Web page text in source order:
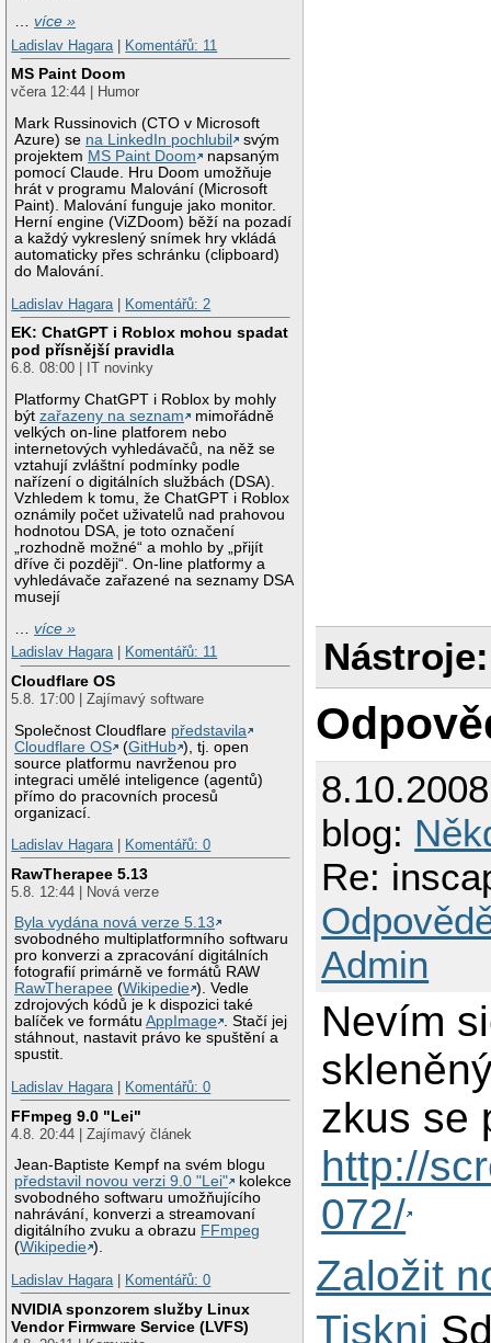
…více »
Ladislav Hagara
Komentářů: 11
MS Paint Doom
včera 12:44 | Humor
Mark Russinovich (CTO v Microsoft
Azure) se na LinkedIn pochlubil
svým
projektem MS Paint Doom
napsaným
pomocí Claude. Hru Doom umožňuje
hrát v programu Malování (Microsoft
Paint). Malování funguje jako monitor.
Herní engine (ViZDoom) běží na pozadí
a každý vykreslený snímek hry vkládá
automaticky přes schránku (clipboard)
do Malování.
Ladislav Hagara
Komentářů: 2
EK: ChatGPT i Roblox mohou spadat
pod přísnější pravidla
6.8. 08:00 | IT novinky
Platformy ChatGPT i Roblox by mohly
býtzařazeny na seznam
mimořádně
velkých on-line platforem nebo
internetových vyhledávačů, na něž se
vztahují zvláštní podmínky podle
nařízení o digitálních službách (DSA).
Vzhledem k tomu, že ChatGPT i Roblox
oznámily počet uživatelů nad prahovou
hodnotou DSA, je toto označení
„rozhodně možné“ a mohlo by „přijít
dříve či později“. On-line platformy a
vyhledávače zařazené na seznamy DSA
musejí
…více »
Ladislav Hagara| Komentářů: 11
Cloudflare OS
5.8. 17:00 | Zajímavý software
Společnost Cloudflare představila
Cloudflare OS
(GitHub ), tj. open
source platformu navrženou pro
integraci umělé inteligence (agentů)
přímo do pracovních procesů
organizací.
Ladislav Hagara| Komentářů: 0
RawTherapee 5.13
5.8. 12:44 | Nová verze
Byla vydána nová verze 5.13
svobodného multiplatformního softwaru
pro konverzi a zpracování digitálních
fotografií primárně ve formátů RAW
RawTherapee (Wikipedie ). Vedle
zdrojových kódů je k dispozici také
balíček ve formátuAppImage . Stačí jej
stáhnout, nastavit právo ke spuštění a
spustit.
Ladislav Hagara| Komentářů: 0
FFmpeg 9.0 "Lei"
4.8. 20:44 | Zajímavý článek
Jean-Baptiste Kempf na svém blogu
představil novou verzi 9.0 "Lei"
kolekce
svobodného softwaru umožňujícího
nahrávání, konverzi a streamovaní
digitálního zvuku a obrazu FFmpeg
(Wikipedie ).
Ladislav Hagara| Komentářů: 0
NVIDIA sponzorem služby Linux
Vendor Firmware Service (LVFS)
Nástroje:
blog:
Re:
Admin
Nevím
zkus se
http://
072/
Založit
Tiskni